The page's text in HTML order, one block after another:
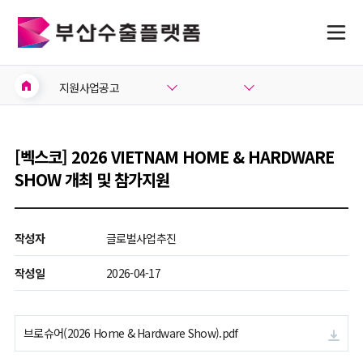
home 지원사업공고
[벡스코] 2026 VIETNAM HOME & HARDWARE
SHOW 개최 및 참가지원
작성자 글로벌사업추진
작성일 2026-04-17
브로슈어(2026 Home & Hardware Show).pdf